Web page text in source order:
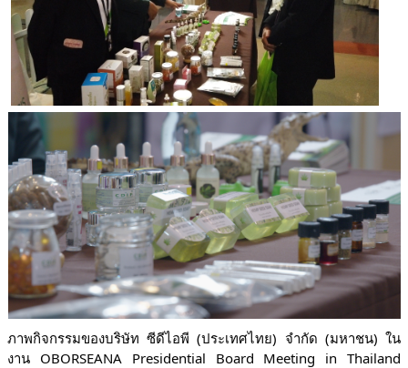
ภาพกิจกรรมของบริษัท ซีดีไอพี (ประเทศไทย) จำกัด (มหาชน) ใน